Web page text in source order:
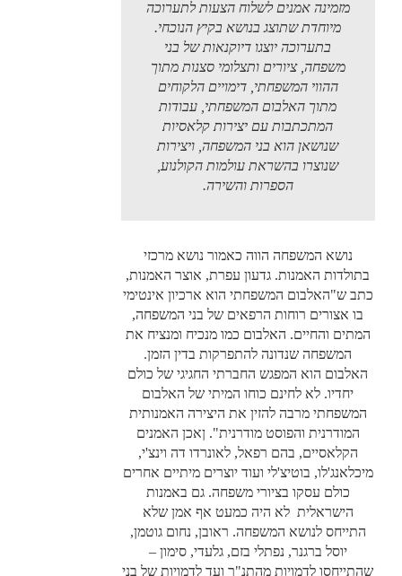
מזמינה אמנים לשלוח הצעות לתערוכה
מיוחדת שתוצג בנושא בקיץ הנוכחי.
בתערוכה יוצגו דיוקנאות של בני
משפחה, ציורים ותצלומי סצנות מתוך
ההווי המשפחתי, דימויים הלקוחים
מתוך האלבום המשפחתי, עבודות
המתכתבות עם יצירות קלאסיות
שנושאן הוא בני המשפחה, ויצירות
שנוצרו בהשראת עולמות הקולנוע,
הספרות והשירה.
נושא המשפחה הווה כאמור נושא מרכזי
בתולדות האמנות. גדעון עפרת, אוצר האמנות,
כתב ש"האלבום המשפחתי הוא ארכיון אינטימי
בו אצורים רוחות הרפאים של בני המשפחה,
המתים והחיים. האלבום כמו מנכיח ומנציח את
המשפחה שנדונה להתפרקות בדין הזמן.
האלבום הוא המפגש החברתי החגיגי של כולם
יחדיו. לא לחינם כוחו המיתי של האלבום
המשפחתי מרבה להזין את היצירה האמנותית
המודרנית והפוסט מודרנית". ןאכן האמנים
הקלאסיים, בהם רפאל, לאונרדו דה וינצ'י,
מיכלאנג'לו, בוטיצ'לי ועוד יוצרים מיתיים אחרים
כולם עסקו בציורי משפחה. גם באמנות
הישראלית לא היה כמעט אף אמן שלא
התייחס לנושא המשפחה. ראובן, נחום גוטמן,
יוסל ברגנר, נפתלי בזם, גלעדי, סימון –
שהתייחסו לדמויות מהתנ"ך ועד לדמויות של בני